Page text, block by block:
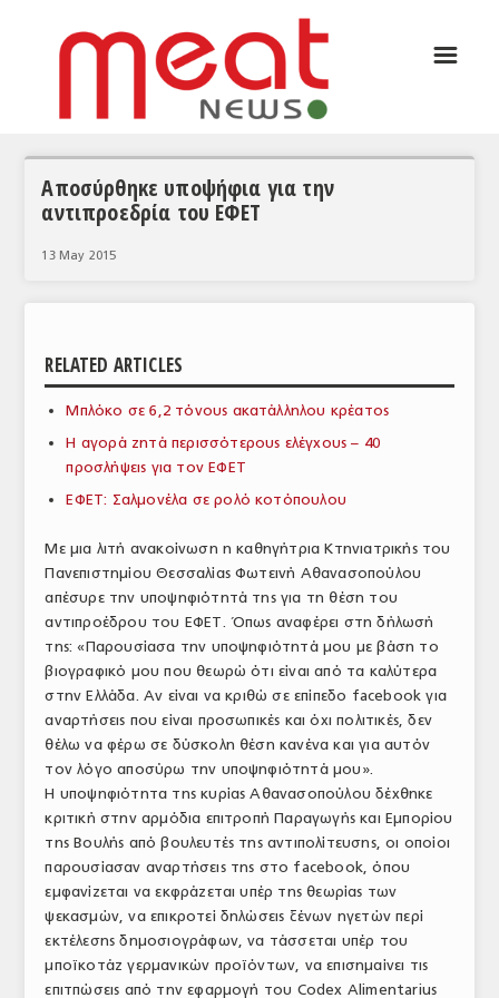
ΣΥΝΕΝΤΕΥΞΕΙΣ
ΘΕΜΑΤΑ
ΕΥΡΩΠΑΪΚΕΣ ΑΠΟΦΑΣΕΙΣ
ΕΜΠΟΡΙΚΟΣ ΚΑΤΑΛΟΓΟΣ
ΠΑΡΑΓΩΓΗ & ΕΜΠΟΡΙΑ
ΣΦΑΓΕΙΑ
ΕΞΟΠΛΙΣΜΟΣ
ΥΠΗΡΕΣΙΕΣ
ΕΜΠΟΡΙΚΟΙ ΑΝΤΙΠΡΟΣΩΠΟΙ
ΝΟΜΟΘΕΣΙΑ
ΕΛΛΗΝΙΚΗ ΝΟΜΟΘΕΣΙΑ
ΕΥΡΩΠΑΪΚΗ ΝΟΜΟΘΕΣΙΑ
☰
Αποσύρθηκε υποψήφια για την
αντιπροεδρία του ΕΦΕΤ
13 May 2015
RELATED ARTICLES
Μπλόκο σε 6,2 τόνους ακατάλληλου κρέατος
Η αγορά ζητά περισσότερους ελέγχους – 40
προσλήψεις για τον ΕΦΕΤ
ΕΦΕΤ: Σαλμονέλα σε ρολό κοτόπουλου
Με μια λιτή ανακοίνωση η καθηγήτρια Κτηνιατρικής του
Πανεπιστημίου Θεσσαλίας Φωτεινή Αθανασοπούλου
απέσυρε την υποψηφιότητά της για τη θέση του
αντιπροέδρου του ΕΦΕΤ. Όπως αναφέρει στη δήλωσή
της: «Παρουσίασα την υποψηφιότητά μου με βάση το
βιογραφικό μου που θεωρώ ότι είναι από τα καλύτερα
στην Ελλάδα. Αν είναι να κριθώ σε επίπεδο facebook για
αναρτήσεις που είναι προσωπικές και όχι πολιτικές, δεν
θέλω να φέρω σε δύσκολη θέση κανένα και για αυτόν
τον λόγο αποσύρω την υποψηφιότητά μου».
Η υποψηφιότητα της κυρίας Αθανασοπούλου δέχθηκε
κριτική στην αρμόδια επιτροπή Παραγωγής και Εμπορίου
της Βουλής από βουλευτές της αντιπολίτευσης, οι οποίοι
παρουσίασαν αναρτήσεις της στο facebook, όπου
εμφανίζεται να εκφράζεται υπέρ της θεωρίας των
ψεκασμών, να επικροτεί δηλώσεις ξένων ηγετών περί
εκτέλεσης δημοσιογράφων, να τάσσεται υπέρ του
μποϊκοτάζ γερμανικών προϊόντων, να επισημαίνει τις
επιτπώσεις από την εφαρμογή του Codex Alimentarius